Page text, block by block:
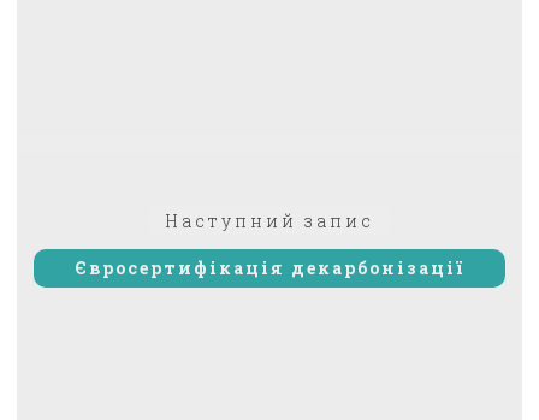
Наступний запис
запис:
Євросертифікація декарбонізації